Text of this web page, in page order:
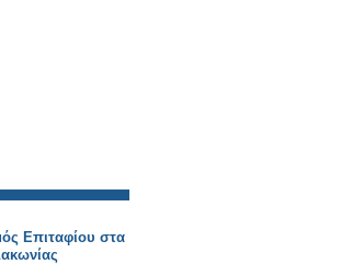
Επιταφίου στα